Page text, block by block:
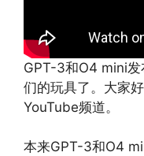
GPT-3和O4 mini发
们的玩具了。大家
YouTube频道。
本来GPT-3和O4